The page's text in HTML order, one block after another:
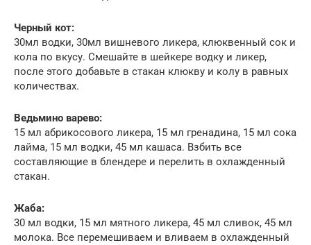
Черный кот:
30мл водки, 30мл вишневого ликера, клюквенный сок и
кола по вкусу. Смешайте в шейкере водку и ликер,
после этого добавьте в стакан клюкву и колу в равных
количествах.
Ведьмино варево:
15 мл абрикосового ликера, 15 мл гренадина, 15 мл сока
лайма, 15 мл водки, 45 мл кашаса. Взбить все
составляющие в блендере и перелить в охлажденный
стакан.
Жаба:
30 мл водки, 15 мл мятного ликера, 45 мл сливок, 45 мл
молока. Все перемешиваем и вливаем в охлажденный